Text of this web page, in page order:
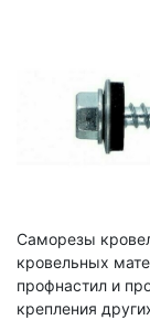
Саморезы
кровельных
профнастил и
крепления